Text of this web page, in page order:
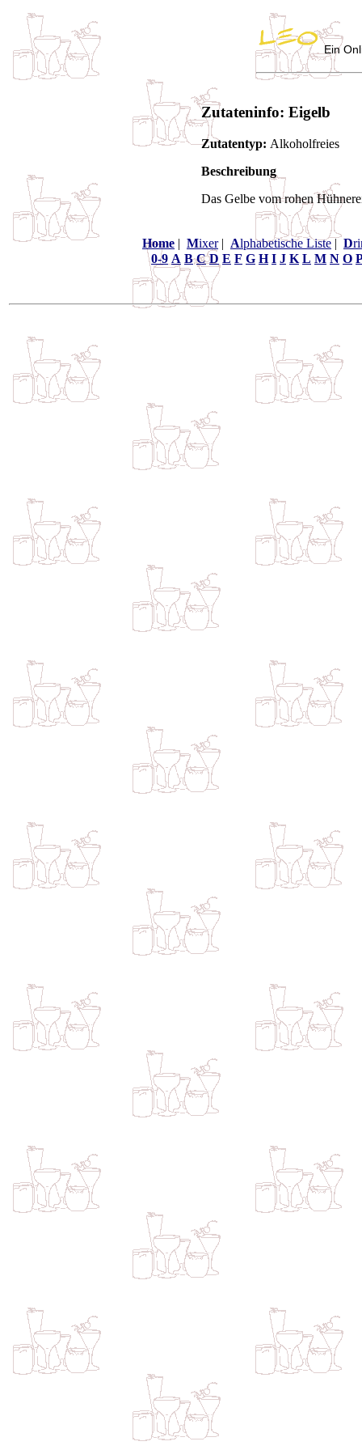
Ein
Zutateninfo: Eigelb
Zutatentyp: Alkoholfreies
Beschreibung
Das Gelbe vom rohen
Home | Mixer| Alphabetische Liste | D
0-9 A B C D E F G H I J K L M N O